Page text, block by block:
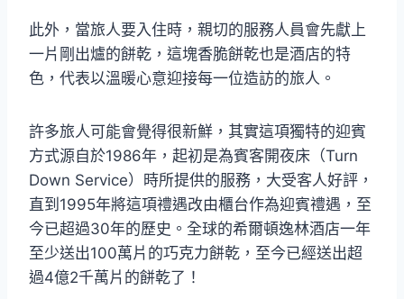
此外，當旅人要入住時，親切的服務人員會先獻上
一片剛出爐的餅乾，這塊香脆餅乾也是酒店的特
色，代表以溫暖心意迎接每一位造訪的旅人。
許多旅人可能會覺得很新鮮，其實這項獨特的迎賓
方式源自於1986年，起初是為賓客開夜床（Turn
Down Service）時所提供的服務，大受客人好評，
直到1995年將這項禮遇改由櫃台作為迎賓禮遇，至
今已超過30年的歷史。全球的希爾頓逸林酒店一年
至少送出100萬片的巧克力餅乾，至今已經送出超
過4億2千萬片的餅乾了！